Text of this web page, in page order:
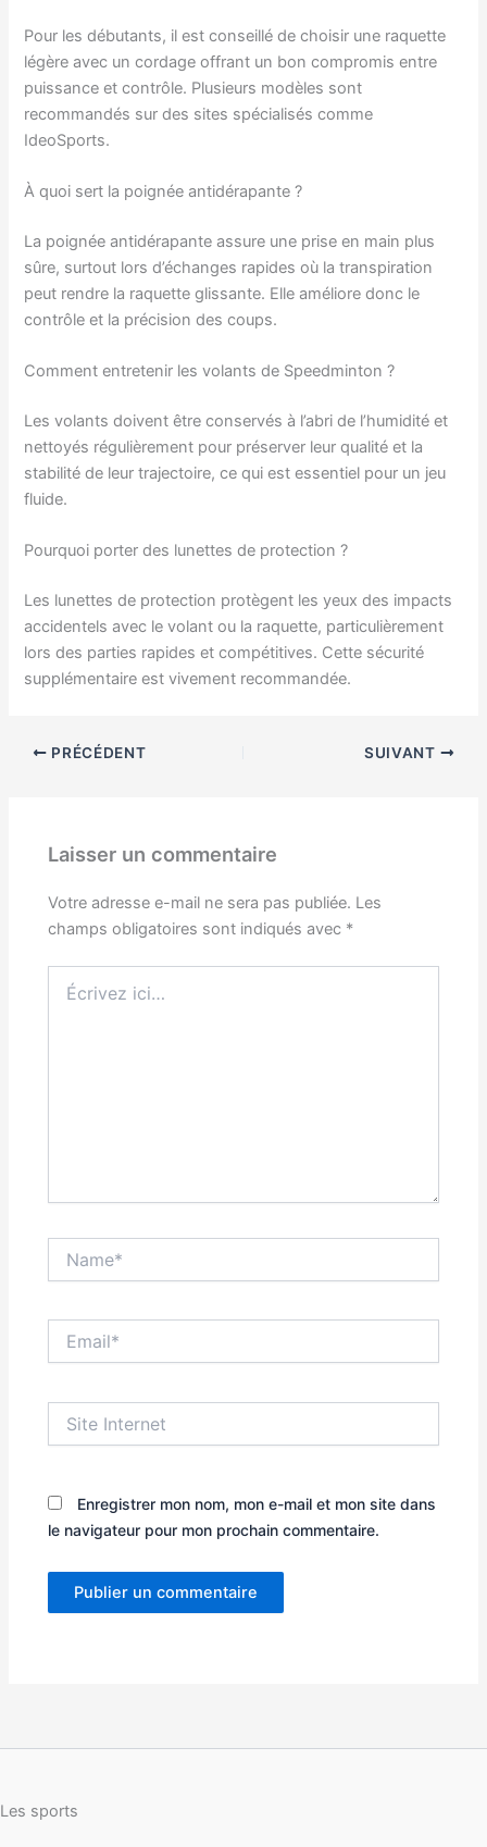
Pour les débutants, il est conseillé de choisir une raquette
légère avec un cordage offrant un bon compromis entre
puissance et contrôle. Plusieurs modèles sont
recommandés sur des sites spécialisés comme
IdeoSports.
À quoi sert la poignée antidérapante ?
La poignée antidérapante assure une prise en main plus
sûre, surtout lors d’échanges rapides où la transpiration
peut rendre la raquette glissante. Elle améliore donc le
contrôle et la précision des coups.
Comment entretenir les volants de Speedminton ?
Les volants doivent être conservés à l’abri de l’humidité et
nettoyés régulièrement pour préserver leur qualité et la
stabilité de leur trajectoire, ce qui est essentiel pour un jeu
fluide.
Pourquoi porter des lunettes de protection ?
Les lunettes de protection protègent les yeux des impacts
accidentels avec le volant ou la raquette, particulièrement
lors des parties rapides et compétitives. Cette sécurité
supplémentaire est vivement recommandée.
PRÉCÉDENT SUIVANT
Laisser un commentaire
Votre adresse e-mail ne sera pas publiée. Les
champs obligatoires sont indiqués avec *
ici…
Internet
Enregistrer mon nom, mon e-mail et mon site dans
le navigateur pour mon prochain commentaire.
Les sports